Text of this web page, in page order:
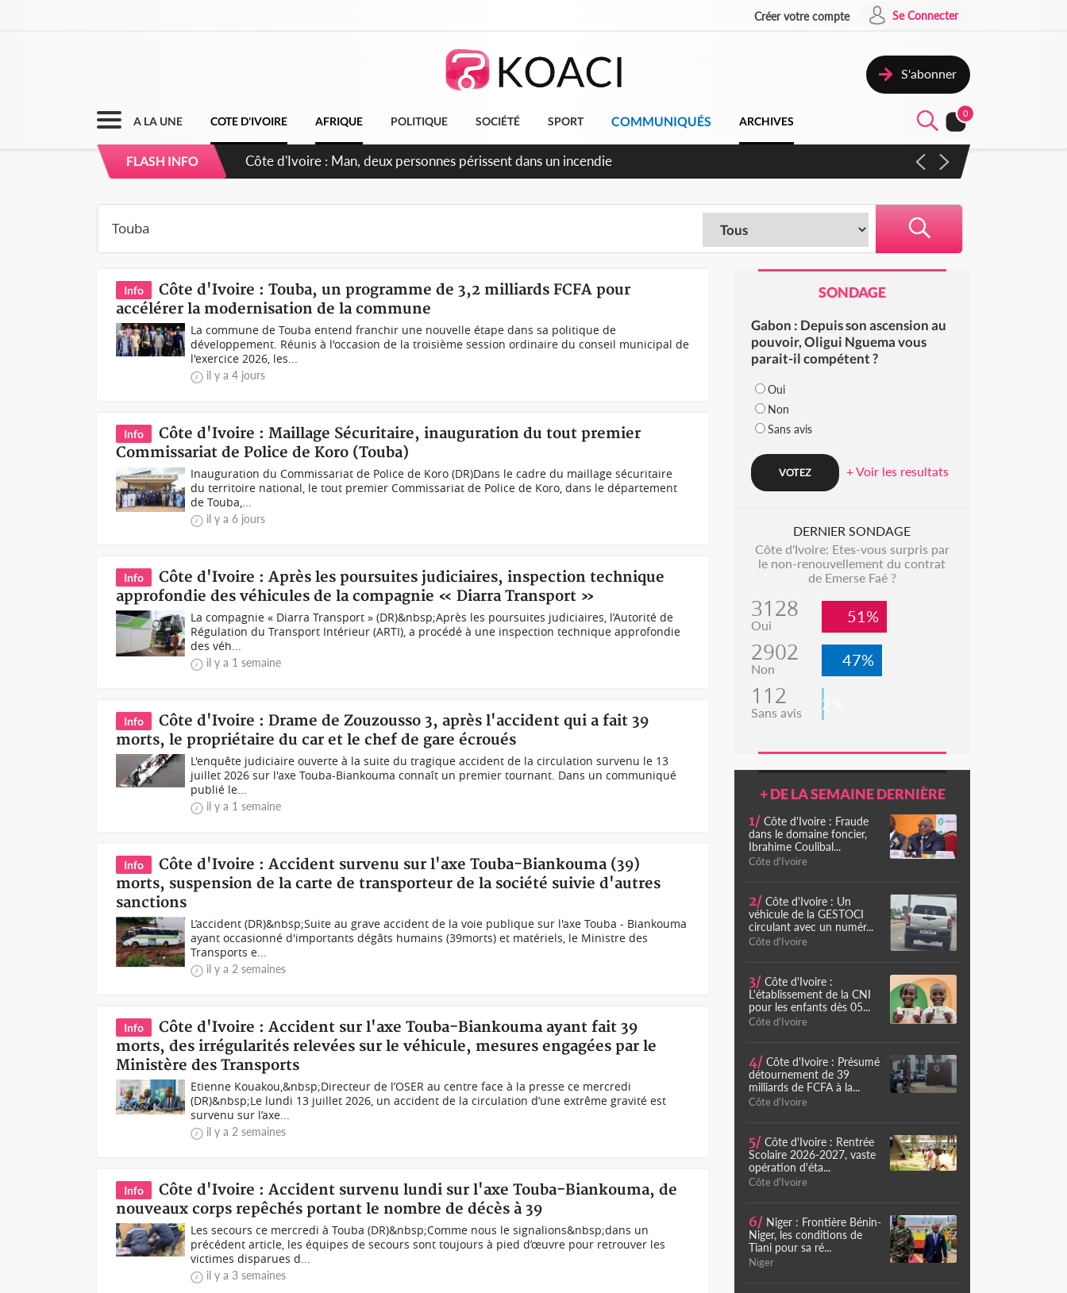
Créer votre compte Se Connecter
S'abonner
A LA UNE COTE D'IVOIRE AFRIQUE POLITIQUE SOCIÉTÉ SPORT COMMUNIQUÉS ARCHIVES
0
FLASH INFO
Côte d'Ivoire : Séileu, la célébration de la fête nationale transformée en vaste campagne contre les produits
Info
Côte d'Ivoire : Touba, un programme de 3,2 milliards FCFA pour
accélérer la modernisation de la commune
La commune de Touba entend franchir une nouvelle étape dans sa politique de
développement. Réunis à l'occasion de la troisième session ordinaire du conseil municipal de
l'exercice 2026, les...
il y a 4 jours
Info
Côte d'Ivoire : Maillage Sécuritaire, inauguration du tout premier
Commissariat de Police de Koro (Touba)
Inauguration du Commissariat de Police de Koro (DR)Dans le cadre du maillage sécuritaire
du territoire national, le tout premier Commissariat de Police de Koro, dans le département
de Touba,...
il y a 6 jours
Info
Côte d'Ivoire : Après les poursuites judiciaires, inspection technique
approfondie des véhicules de la compagnie « Diarra Transport »
La compagnie « Diarra Transport » (DR)&nbsp;Après les poursuites judiciaires, l’Autorité de
Régulation du Transport Intérieur (ARTI), a procédé à une inspection technique approfondie
des véh...
il y a 1 semaine
Info
Côte d'Ivoire : Drame de Zouzousso 3, après l'accident qui a fait 39
morts, le propriétaire du car et le chef de gare écroués
L'enquête judiciaire ouverte à la suite du tragique accident de la circulation survenu le 13
juillet 2026 sur l'axe Touba-Biankouma connaît un premier tournant. Dans un communiqué
publié le...
il y a 1 semaine
Info
Côte d'Ivoire : Accident survenu sur l'axe Touba-Biankouma (39)
morts, suspension de la carte de transporteur de la société suivie d'autres
sanctions
L’accident (DR)&nbsp;Suite au grave accident de la voie publique sur l'axe Touba - Biankouma
ayant occasionné d'importants dégâts humains (39morts) et matériels, le Ministre des
Transports e...
il y a 2 semaines
Info
Côte d'Ivoire : Accident sur l'axe Touba-Biankouma ayant fait 39
morts, des irrégularités relevées sur le véhicule, mesures engagées par le
Ministère des Transports
Etienne Kouakou,&nbsp;Directeur de l’OSER au centre face à la presse ce mercredi
(DR)&nbsp;Le lundi 13 juillet 2026, un accident de la circulation d’une extrême gravité est
survenu sur l’axe...
il y a 2 semaines
Info
Côte d'Ivoire : Accident survenu lundi sur l'axe Touba-Biankouma, de
nouveaux corps repêchés portant le nombre de décès à 39
Les secours ce mercredi à Touba (DR)&nbsp;Comme nous le signalions&nbsp;dans un
précédent article, les équipes de secours sont toujours à pied d’œuvre pour retrouver les
victimes disparues d...
il y a 3 semaines
SONDAGE
Gabon : Depuis son ascension au
pouvoir, Oligui Nguema vous
parait-il compétent ?
Oui
Non
Sans avis
+ Voir les resultats
DERNIER SONDAGE
Côte d'Ivoire: Etes-vous surpris par
le non-renouvellement du contrat
de Emerse Faé ?
3128
Oui 51%
2902
Non 47%
112
Sans avis 2%
+ DE LA SEMAINE DERNIÈRE
1/ Côte d'Ivoire : Fraude
dans le domaine foncier,
Ibrahime Coulibal...
Côte d'Ivoire
2/ Côte d'Ivoire : Un
véhicule de la GESTOCI
circulant avec un numér...
Côte d'Ivoire
3/ Côte d'Ivoire :
L'établissement de la CNI
pour les enfants dès 05...
Côte d'Ivoire
4/ Côte d'Ivoire : Présumé
détournement de 39
milliards de FCFA à la...
Côte d'Ivoire
5/ Côte d'Ivoire : Rentrée
Scolaire 2026-2027, vaste
opération d'éta...
Côte d'Ivoire
6/ Niger : Frontière Bénin-
Niger, les conditions de
Tiani pour sa ré...
Niger